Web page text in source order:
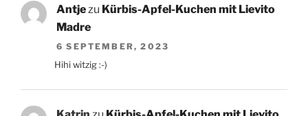
Antjezu Kürbis-Apfel-Kuchen mit Lievito
Madre
6 SEPTEMBER, 2023
Hihi witzig :-)